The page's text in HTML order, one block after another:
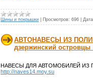
Шины и покрышки Просмотров: 696
АВТОНАВЕСЫ ИЗ
дзержинский
НАВЕСЫ ДЛЯ АВТОМОБИЛЕЙ ИЗ
http://naves14.moy.su